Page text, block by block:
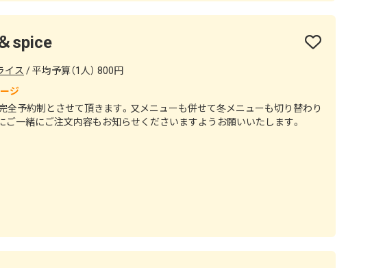
spice
イス 平均予算（1人） 800円
全予約制とさせて頂きます。又メニューも併せて冬メニューも切り替わり
ご一緒にご注文内容もお知らせくださいますようお願いいたします。